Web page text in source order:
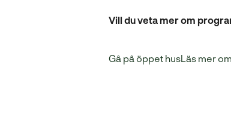
Vill du veta mer om
Gå på öppet husLäs mer